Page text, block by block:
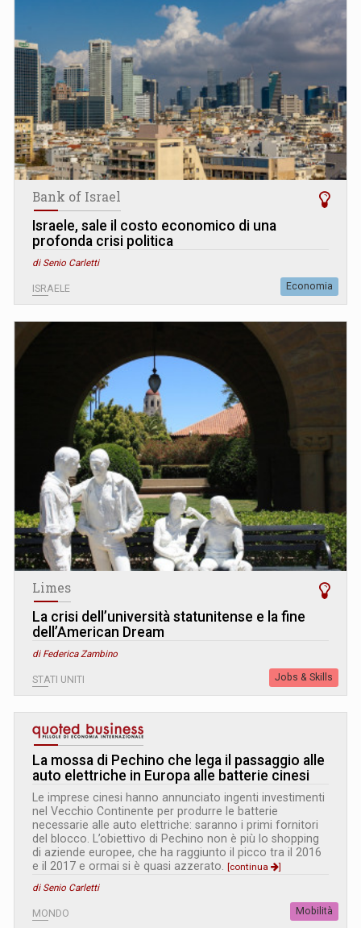
Bank of Israel
Israele, sale il costo economico di una
profonda crisi politica
di Senio Carletti
ISRAELE Economia
Limes
La crisi dell’università statunitense e la fine
dell’American Dream
di Federica Zambino
STATI UNITI Jobs & Skills
La mossa di Pechino che lega il passaggio alle
auto elettriche in Europa alle batterie cinesi
Le imprese cinesi hanno annunciato ingenti investimenti
nel Vecchio Continente per produrre le batterie
necessarie alle auto elettriche: saranno i primi fornitori
del blocco. L’obiettivo di Pechino non è più lo shopping
di aziende europee, che ha raggiunto il picco tra il 2016
e il 2017 e ormai si è quasi azzerato. [continua
]
di Senio Carletti
MONDO Mobilità